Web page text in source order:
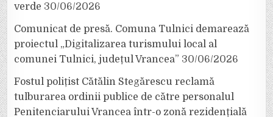
verde 30/06/2026
Comunicat de presă. Comuna Tulnici demarează
proiectul „Digitalizarea turismului local al
comunei Tulnici, județul Vrancea” 30/06/2026
Fostul polițist Cătălin Stegărescu reclamă
tulburarea ordinii publice de către personalul
Penitenciarului Vrancea într-o zonă rezidențială